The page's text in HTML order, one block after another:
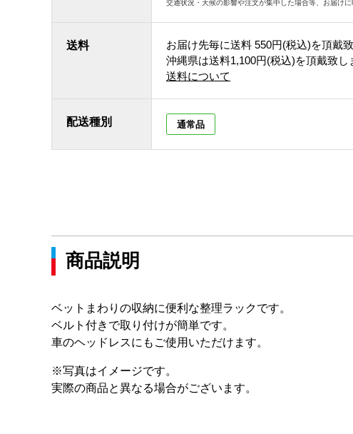
交通状況・天候の影響や注文が集中した場合等、お届けに
送料 お届け先毎に送料 550円(税込)を頂戴
沖縄県は送料1,100円(税込)を頂戴致し
送料について
配送種別 通常品
商品説明
ベットまわりの収納に便利な整理ラックです。
ベルト付きで取り付けが簡単です。
車のヘッドレスにもご使用いただけます。
※写真はイメージです。
実際の商品と異なる場合がございます。